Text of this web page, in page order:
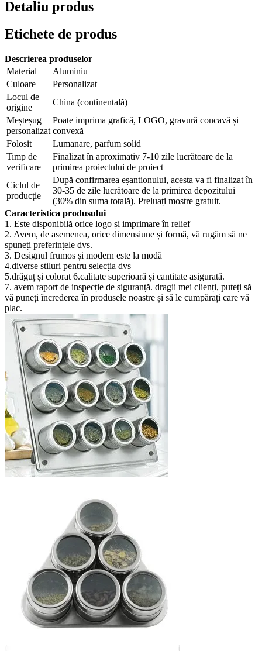
Detaliu produs
Etichete de produs
Descrierea produselor
Material
Aluminiu
Culoare
Personalizat
Locul de
origine
China (continentală)
Meșteșug
personalizat
Poate imprima grafică, LOGO, gravură concavă și
convexă
Folosit
Lumanare, parfum solid
Timp de
verificare
Finalizat în aproximativ 7-10 zile lucrătoare de la
primirea proiectului de proiect
Ciclul de
producție
După confirmarea eșantionului, acesta va fi finalizat în
30-35 de zile lucrătoare de la primirea depozitului
(30% din suma totală). Preluați mostre gratuit.
Caracteristica produsului
1. Este disponibilă orice logo și imprimare în relief
2. Avem, de asemenea, orice dimensiune și formă, vă rugăm să ne
spuneți preferințele dvs.
3. Designul frumos și modern este la modă
4.diverse stiluri pentru selecția dvs
5.drăguț și colorat 6.calitate superioară și cantitate asigurată.
7. avem raport de inspecție de siguranță. dragii mei clienți, puteți să
vă puneți încrederea în produsele noastre și să le cumpărați care vă
plac.